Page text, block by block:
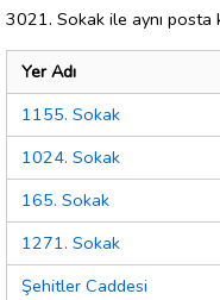
3021. Sokak ile aynı posta
Yer Adı
1155. Sokak
1024. Sokak
165. Sokak
1271. Sokak
Şehitler Caddesi